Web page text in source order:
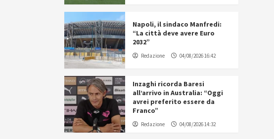
Napoli, il sindaco Manfredi:
“La città deve avere Euro
2032”
Redazione 04/08/2026 16:42
Inzaghi ricorda Baresi
all’arrivo in Australia: “Oggi
avrei preferito essere da
Franco”
Redazione 04/08/2026 14:32